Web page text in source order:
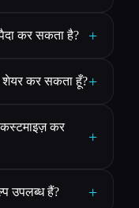
कर सकता है? +
शेयर कर सकता हूँ?+
कस्टमाइज़ कर
+
उपलब्ध हैं? +